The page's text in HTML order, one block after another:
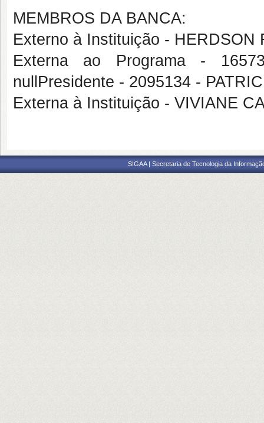
MEMBROS DA BANCA:
Externo à Instituição - HERDSON
Externa ao Programa -
nullPresidente - 2095134 -
Externa à Instituição - VIVIANE
SIGAA | Secretaria de Tecnologia da